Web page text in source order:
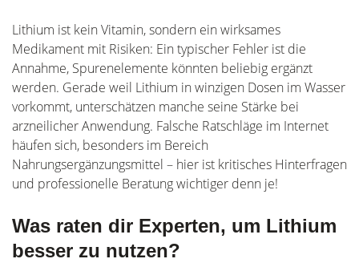
Lithium ist kein Vitamin, sondern ein wirksames
Medikament mit Risiken: Ein typischer Fehler ist die
Annahme, Spurenelemente könnten beliebig ergänzt
werden. Gerade weil Lithium in winzigen Dosen im Wasser
vorkommt, unterschätzen manche seine Stärke bei
arzneilicher Anwendung. Falsche Ratschläge im Internet
häufen sich, besonders im Bereich
Nahrungsergänzungsmittel – hier ist kritisches Hinterfragen
und professionelle Beratung wichtiger denn je!
Was raten dir Experten, um Lithium
besser zu nutzen?